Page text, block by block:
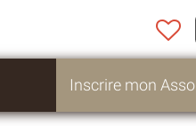
Inscrire mon Asso